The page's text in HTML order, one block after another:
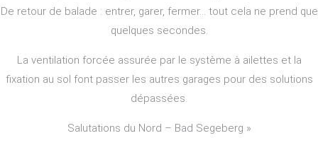
De retour de balade : entrer, garer, fermer… tout cela ne prend que
quelques secondes.
La ventilation forcée assurée par le système à ailettes et la
fixation au sol font passer les autres garages pour des solutions
dépassées.
Salutations du Nord – Bad Segeberg »